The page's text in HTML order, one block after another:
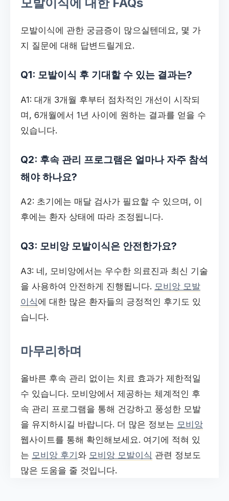
모발이식에 관한 궁금증이 많으실텐데요, 몇 가
지 질문에 대해 답변드릴게요.
Q1: 모발이식 후 기대할 수 있는 결과는?
A1: 대개 3개월 후부터 점차적인 개선이 시작되
며, 6개월에서 1년 사이에 원하는 결과를 얻을 수
있습니다.
Q2: 후속 관리 프로그램은 얼마나 자주 참석
해야 하나요?
A2: 초기에는 매달 검사가 필요할 수 있으며, 이
후에는 환자 상태에 따라 조정됩니다.
Q3: 모비앙 모발이식은 안전한가요?
A3: 네, 모비앙에서는 우수한 의료진과 최신 기술
을 사용하여 안전하게 진행됩니다. 모비앙 모발
이식에 대한 많은 환자들의 긍정적인 후기도 있
습니다.
마무리하며
올바른 후속 관리 없이는 치료 효과가 제한적일
수 있습니다. 모비앙에서 제공하는 체계적인 후
속 관리 프로그램을 통해 건강하고 풍성한 모발
을 유지하시길 바랍니다. 더 많은 정보는 모비앙
웹사이트를 통해 확인해보세요. 여기에 적혀 있
는 모비앙 후기와 모비앙 모발이식 관련 정보도
많은 도움을 줄 것입니다.